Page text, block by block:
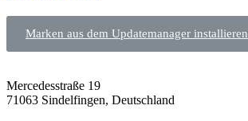
Marken aus dem Updatemanager installieren
Mercedesstraße 19
71063 Sindelfingen, Deutschland